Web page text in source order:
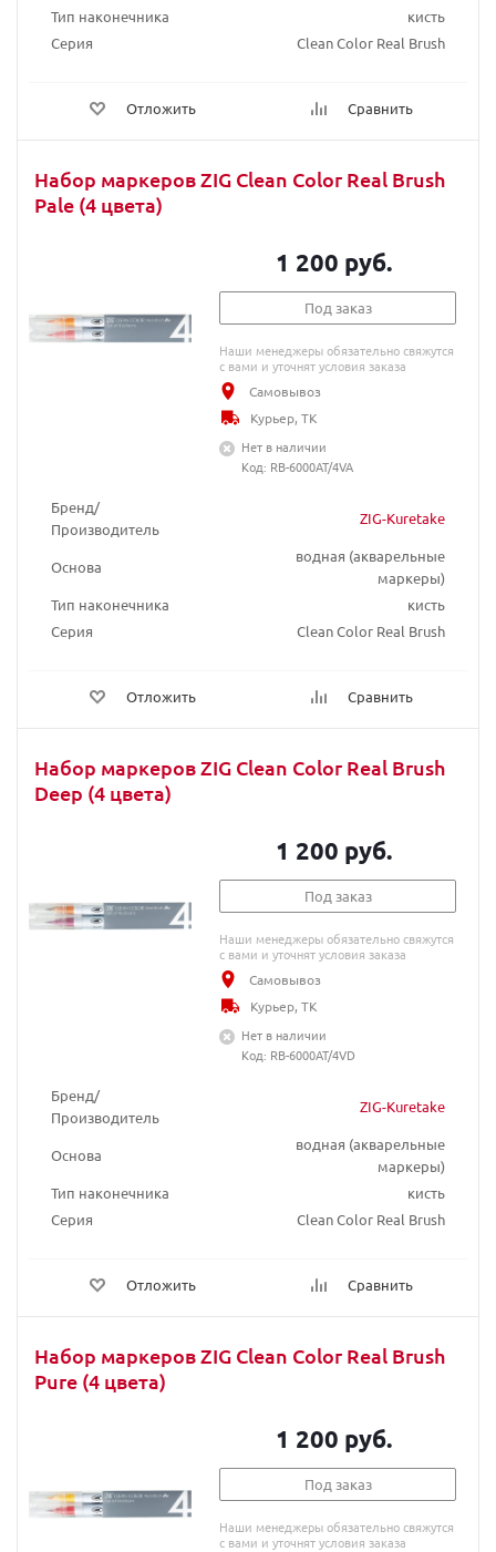
Тип наконечника
кисть
Серия
Clean Color Real Brush
Отложить Сравнить
Набор маркеров ZIG Clean Color Real Brush
Pale (4 цвета)
Бренд/
Производитель
ZIG-Kuretake
Основа
водная (акварельные
маркеры)
Тип наконечника
кисть
Серия
Clean Color Real Brush
Отложить Сравнить
1 200 руб.
Под заказ
Наши менеджеры обязательно свяжутся
с вами и уточнят условия заказа
Самовывоз
Курьер, ТК
Нет в наличии
Код: RB-6000AT/4VA
Набор маркеров ZIG Clean Color Real Brush
Deep (4 цвета)
Бренд/
Производитель
ZIG-Kuretake
Основа
водная (акварельные
маркеры)
Тип наконечника
кисть
Серия
Clean Color Real Brush
Отложить Сравнить
1 200 руб.
Под заказ
Наши менеджеры обязательно свяжутся
с вами и уточнят условия заказа
Самовывоз
Курьер, ТК
Нет в наличии
Код: RB-6000AT/4VD
Набор маркеров ZIG Clean Color Real Brush
Pure (4 цвета)
1 200 руб.
Под заказ
Наши менеджеры обязательно свяжутся
с вами и уточнят условия заказа